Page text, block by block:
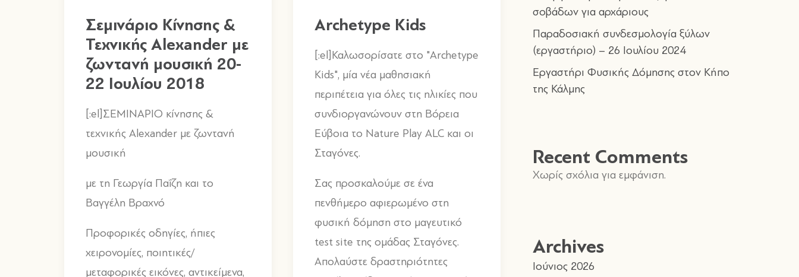
Σεμινάριο Κίνησης &
Τεχνικής Alexander με
ζωντανή μουσική 20-
22 Ιουλίου 2018
[:el]ΣΕΜΙΝΑΡΙΟ κίνησης &
τεχνικής Alexander με ζωντανή
μουσική
με τη Γεωργία Παΐζη και το
Βαγγέλη Βραχνό
Προφορικές οδηγίες, ήπιες
χειρονομίες, ποιητικές/
μεταφορικές εικόνες, αντικείμενα,
Archetype Kids
[:el]Καλωσορίσατε στο "Archetype
Kids", μία νέα μαθησιακή
περιπέτεια για όλες τις ηλικίες που
συνδιοργανώνουν στη Βόρεια
Εύβοια το Nature Play ALC και οι
Σταγόνες.
Σας προσκαλούμε σε ένα
πενθήμερο αφιερωμένο στη
φυσική δόμηση στο μαγευτικό
test site της ομάδας Σταγόνες.
Απολαύστε δραστηριότητες
σοβάδων για αρχάριους
Παραδοσιακή συνδεσμολογία ξύλων
(εργαστήριο) – 26 Ιουλίου 2024
Εργαστήρι Φυσικής Δόμησης στον Κήπο
της Κάλμης
Recent Comments
Χωρίς σχόλια για εμφάνιση.
Archives
Ιούνιος 2026